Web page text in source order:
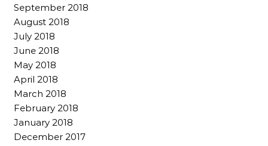
September 2018
August 2018
July 2018
June 2018
May 2018
April 2018
March 2018
February 2018
January 2018
December 2017